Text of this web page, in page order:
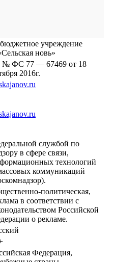
учреждение
новь»
№ ФС 77 — 67469 от 18
2016г.
службой по
в сфере связи,
технологий
коммуникаций
политическая,
в соответствии с
Российской
о рекламе.
Федерация,